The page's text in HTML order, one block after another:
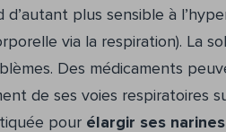
plus sensible à
via la respiration). La
Des médicaments
de ses voies respiratoires
pour élargir ses